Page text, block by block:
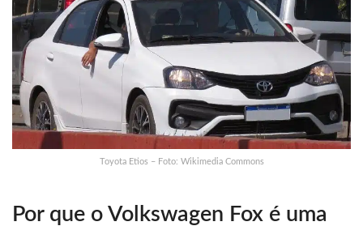
Toyota Etios – Foto: Wikimedia Commons
Por que o Volkswagen Fox é uma